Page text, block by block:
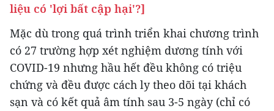
liệu có 'lợi bất cập hại'?]
Mặc dù trong quá trình triển khai chương trình
có 27 trường hợp xét nghiệm dương tính với
COVID-19 nhưng hầu hết đều không có triệu
chứng và đều được cách ly theo dõi tại khách
sạn và có kết quả âm tính sau 3-5 ngày (chỉ có